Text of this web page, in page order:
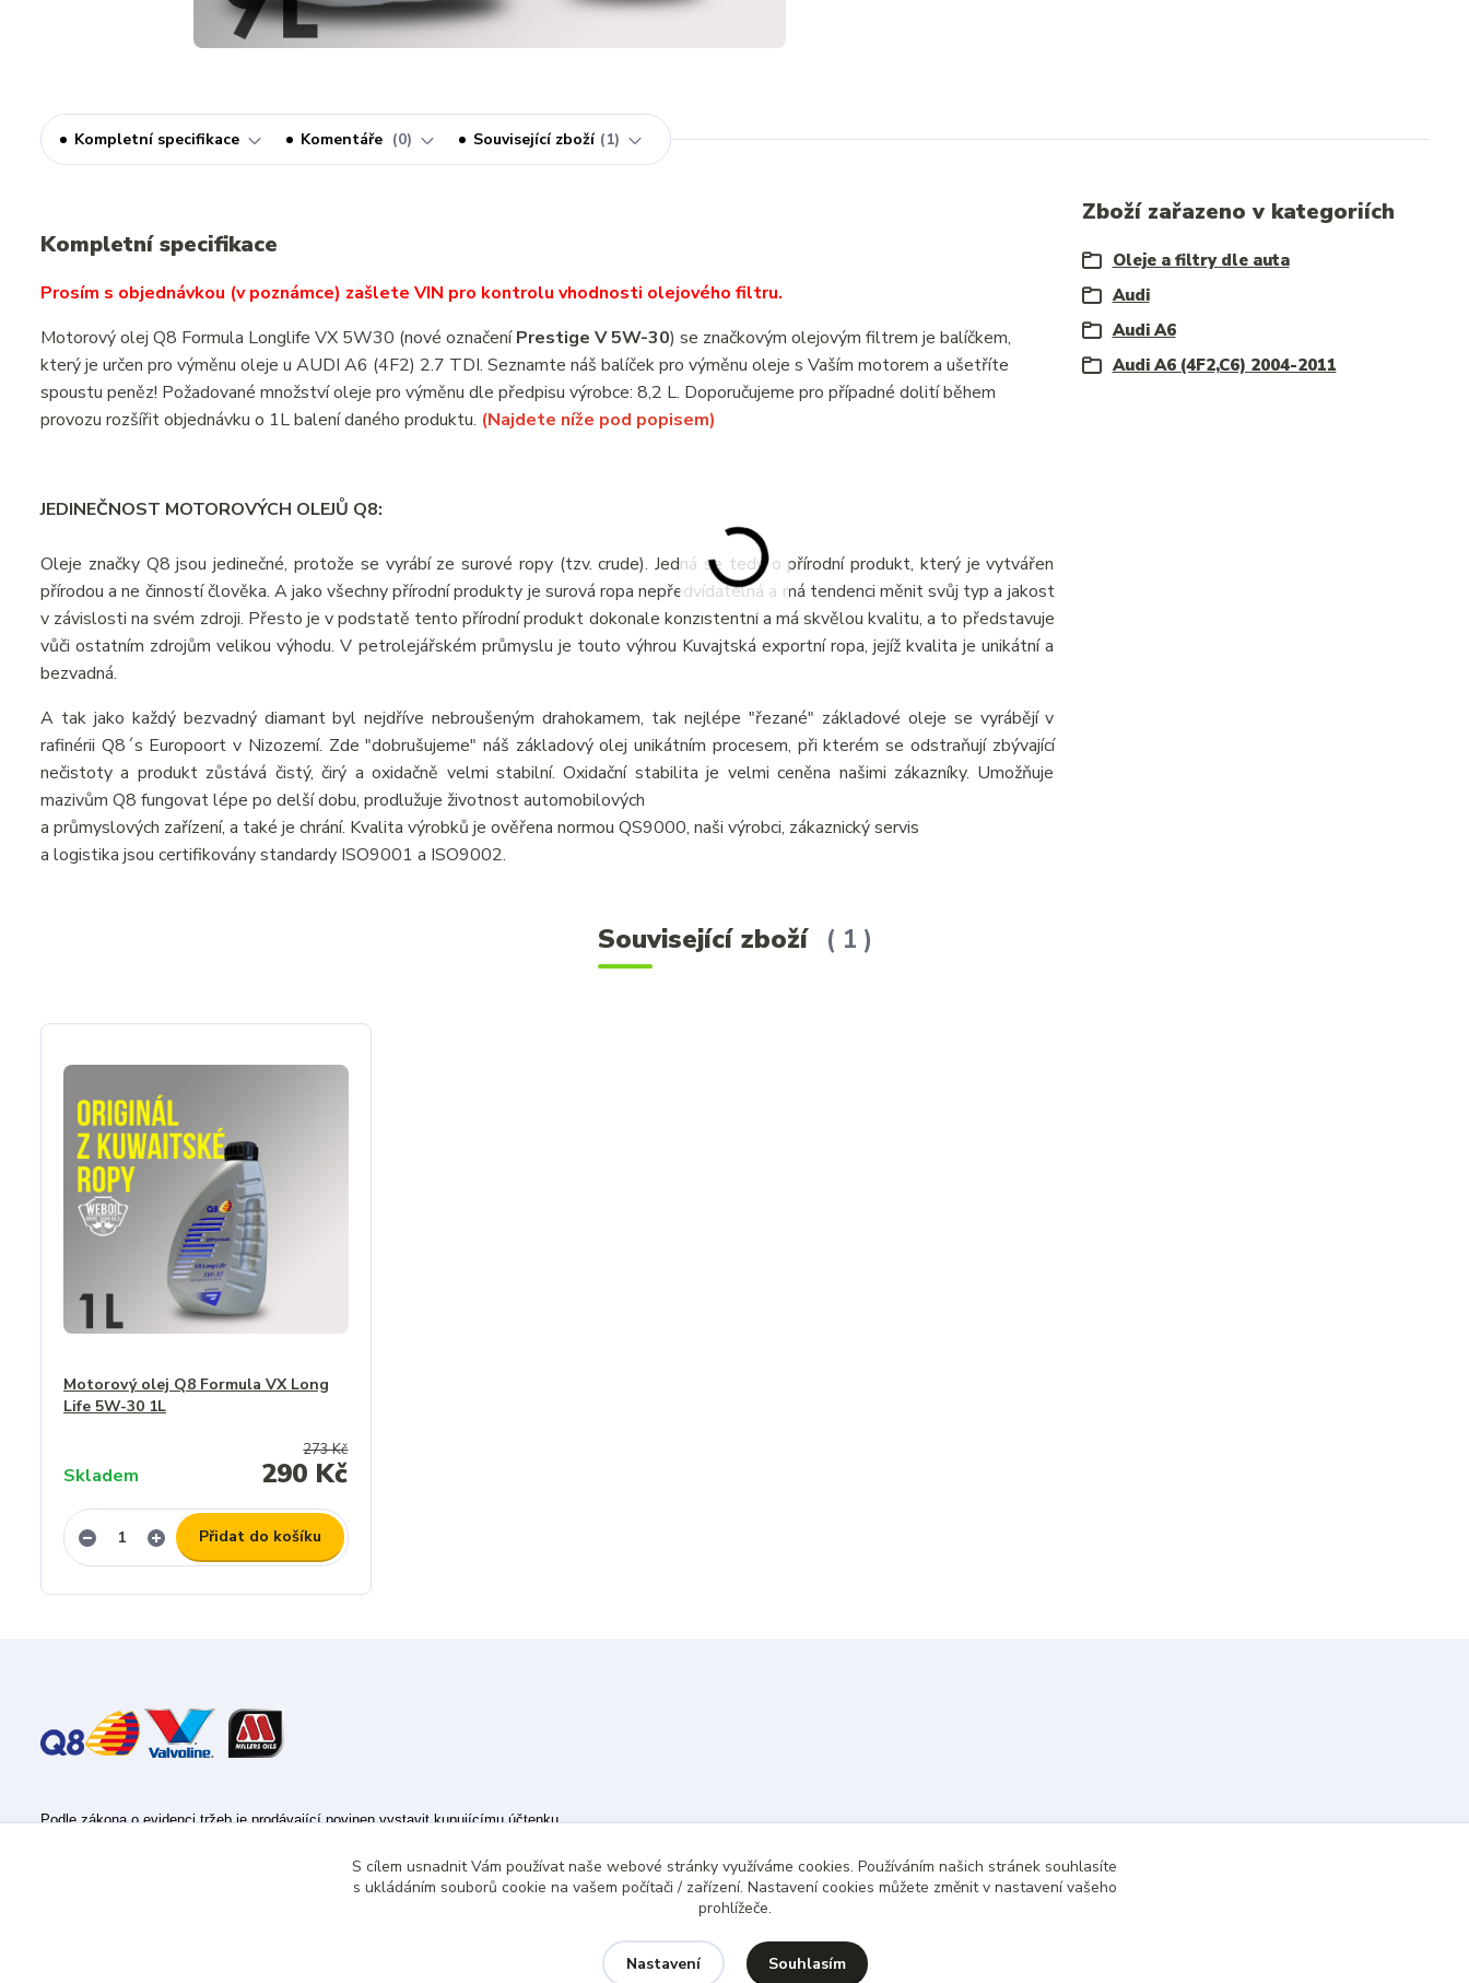
Kompletní specifikace Komentáře 0 Související zboží 1
Kompletní specifikace
Prosím s objednávkou (v poznámce) zašlete VIN pro kontrolu vhodnosti olejového filtru.
Motorový olej Q8 Formula Longlife VX 5W30 (nové označeníPrestige V 5W-30) se značkovým olejovým filtrem je balíčkem,
který je určen pro výměnu oleje u AUDI A6 (4F2) 2.7 TDI. Seznamte náš balíček pro výměnu oleje s Vaším motorem a ušetříte
spoustu peněz! Požadované množství oleje pro výměnu dle předpisu výrobce: 8,2 L. Doporučujeme pro případné dolití během
provozu rozšířit objednávku o 1L balení daného produktu. (Najdete níže pod popisem)
JEDINEČNOST MOTOROVÝCH OLEJŮ Q8:
Oleje značky Q8 jsou jedinečné, protože se vyrábí ze surové ropy (tzv. crude). Jedná se tedy o přírodní produkt, který je vytvářen
přírodou a ne činností člověka. A jako všechny přírodní produkty je surová ropa nepředvídatelná a má tendenci měnit svůj typ a jakost
v závislosti na svém zdroji. Přesto je v podstatě tento přírodní produkt dokonale konzistentní a má skvělou kvalitu, a to představuje
vůči ostatním zdrojům velikou výhodu. V petrolejářském průmyslu je touto výhrou Kuvajtská exportní ropa, jejíž kvalita je unikátní a
bezvadná.
A tak jako každý bezvadný diamant byl nejdříve nebroušeným drahokamem, tak nejlépe "řezané" základové oleje se vyrábějí v
rafinérii Q8´s Europoort v Nizozemí. Zde "dobrušujeme" náš základový olej unikátním procesem, při kterém se odstraňují zbývající
nečistoty a produkt zůstává čistý, čirý a oxidačně velmi stabilní. Oxidační stabilita je velmi ceněna našimi zákazníky. Umožňuje
mazivům Q8 fungovat lépe po delší dobu, prodlužuje životnost automobilových
a průmyslových zařízení, a také je chrání. Kvalita výrobků je ověřena normou QS9000, naši výrobci, zákaznický servis
a logistika jsou certifikovány standardy ISO9001 a ISO9002.
Zboží zařazeno v kategoriích
Oleje a filtry dle auta
Audi
Audi A6
Audi A6 (4F2,C6) 2004-2011
Související zboží 1
Motorový olej Q8 Formula VX Long
Life 5W-30 1L
273 Kč
290 Kč
Skladem
Přidat do košíku
Podle zákona o evidenci tržeb je prodávající povinen vystavit kupujícímu účtenku.
Zároveň je povinen zaevidovat přijatou tržbu u správce daně online; v případě technického výpadku pak nejpozději do 48 hodin.
S cílem usnadnit Vám používat naše webové stránky využíváme cookies. Používáním našich stránek souhlasíte
s ukládáním souborů cookie na vašem počítači / zařízení. Nastavení cookies můžete změnit v nastavení vašeho
prohlížeče.
Nastavení Souhlasím